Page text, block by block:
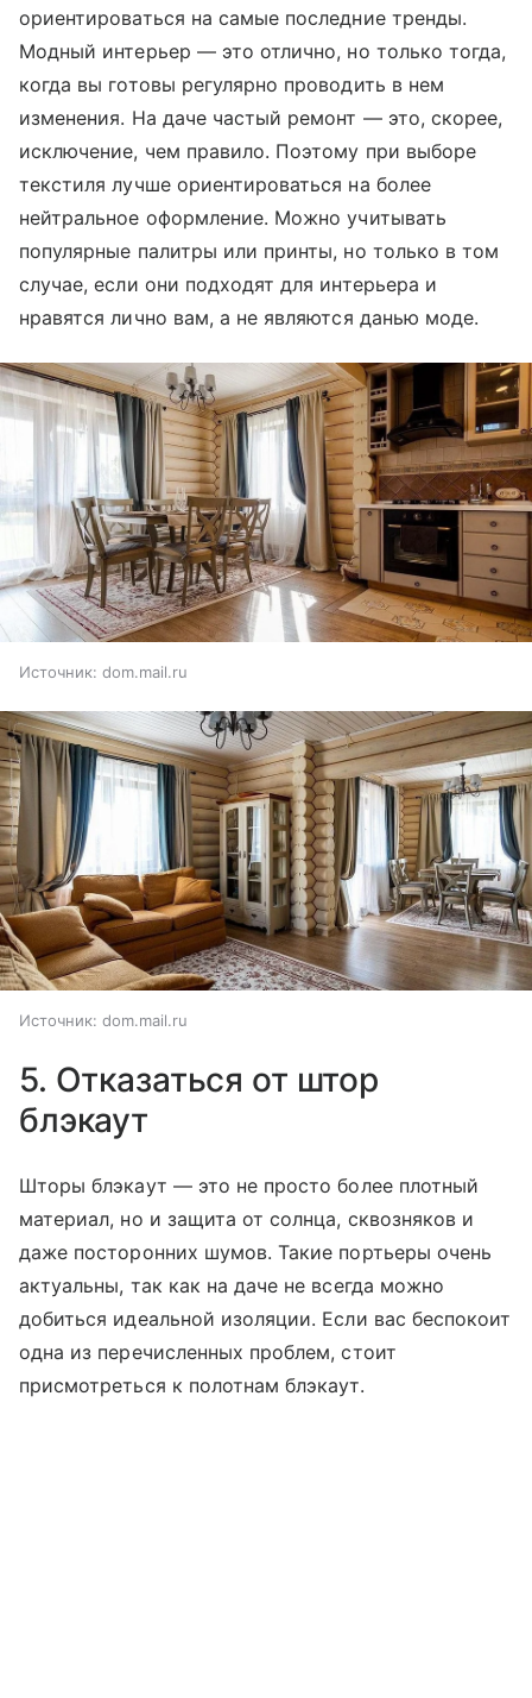
ориентироваться на самые последние тренды.
Модный интерьер — это отлично, но только тогда,
когда вы готовы регулярно проводить в нем
изменения. На даче частый ремонт — это, скорее,
исключение, чем правило. Поэтому при выборе
текстиля лучше ориентироваться на более
нейтральное оформление. Можно учитывать
популярные палитры или принты, но только в том
случае, если они подходят для интерьера и
нравятся лично вам, а не являются данью моде.
Источник: dom.mail.ru
Источник: dom.mail.ru
5. Отказаться от штор
блэкаут
Шторы блэкаут — это не просто более плотный
материал, но и защита от солнца, сквозняков и
даже посторонних шумов. Такие портьеры очень
актуальны, так как на даче не всегда можно
добиться идеальной изоляции. Если вас беспокоит
одна из перечисленных проблем, стоит
присмотреться к полотнам блэкаут.